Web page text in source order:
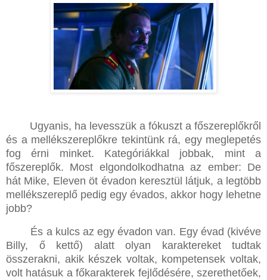
Ugyanis, ha levesszük a fókuszt a főszereplőkről
és a mellékszereplőkre tekintünk rá, egy meglepetés
fog érni minket. Kategóriákkal jobbak, mint a
főszereplők. Most elgondolkodhatna az ember: De
hát Mike, Eleven öt évadon keresztül látjuk, a legtöbb
mellékszereplő pedig egy évados, akkor hogy lehetne
jobb?
És a kulcs az egy évadon van. Egy évad (kivéve
Billy, ő kettő) alatt olyan karaktereket tudtak
összerakni, akik készek voltak, kompetensek voltak,
volt hatásuk a főkarakterek fejlődésére, szerethetőek,